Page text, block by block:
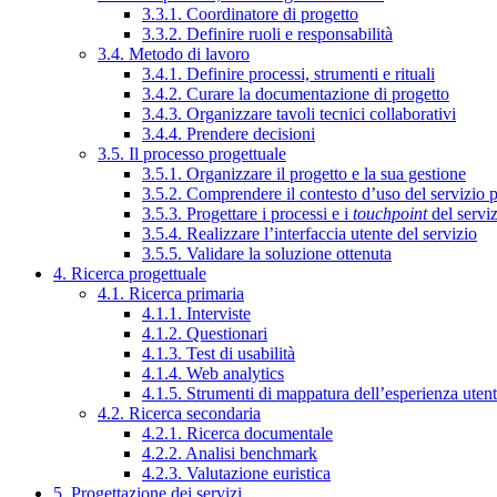
3.3.1. Coordinatore di progetto
3.3.2. Definire ruoli e responsabilità
3.4. Metodo di lavoro
3.4.1. Definire processi, strumenti e rituali
3.4.2. Curare la documentazione di progetto
3.4.3. Organizzare tavoli tecnici collaborativi
3.4.4. Prendere decisioni
3.5. Il processo progettuale
3.5.1. Organizzare il progetto e la sua gestione
3.5.2. Comprendere il contesto d’uso del servizio
3.5.3. Progettare i processi e i touchpointdel
3.5.4. Realizzare l’interfaccia utente del servizio
3.5.5. Validare la soluzione ottenuta
4. Ricerca progettuale
4.1. Ricerca primaria
4.1.1. Interviste
4.1.2. Questionari
4.1.3. Test di usabilità
4.1.4. Web analytics
4.1.5. Strumenti di mappatura dell’esperienza
4.2. Ricerca secondaria
4.2.1. Ricerca documentale
4.2.2. Analisi benchmark
4.2.3. Valutazione euristica
5. Progettazione dei servizi